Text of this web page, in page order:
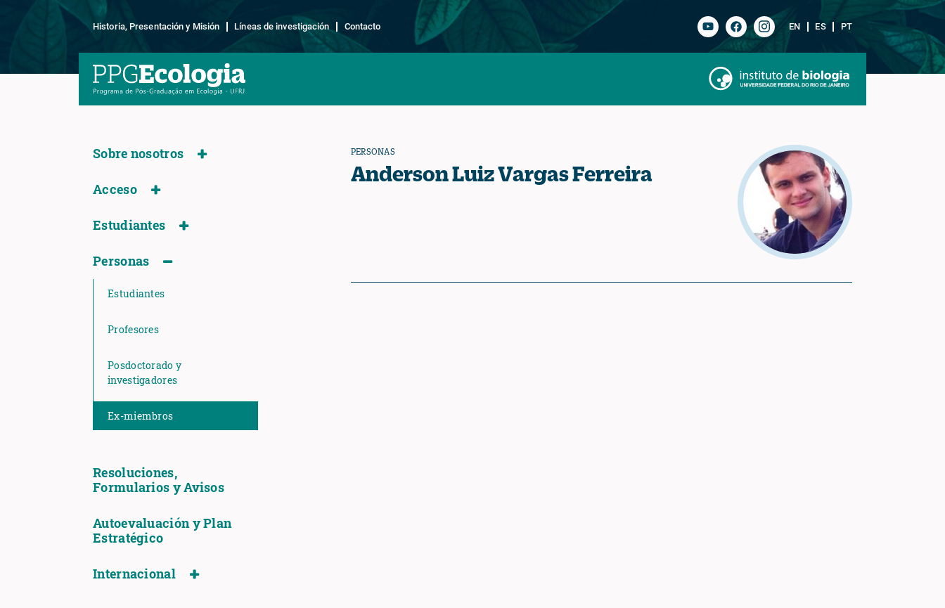
Historia, Presentación y Misión Líneas de investigación Contacto EN ES PT
Sobre nosotros
Acceso
Estudiantes
Personas
Estudiantes
Profesores
Posdoctorado y
investigadores
Ex-miembros
Resoluciones,
Formularios y Avisos
Autoevaluación y Plan
Estratégico
Internacional
PERSONAS
Anderson Luiz Vargas Ferreira